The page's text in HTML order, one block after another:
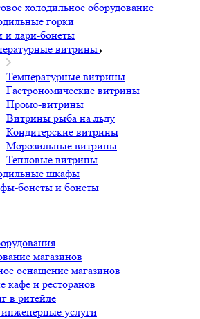
холодильное оборудование
горки
и лари-бонеты
витрины
Температурные витрины
Гастрономические витрины
Промо-витрины
Витрины рыба на льду
Кондитерские витрины
Морозильные витрины
Тепловые витрины
шкафы
бонеты и бонеты
магазинов
оснащение магазинов
кафе и ресторанов
в ритейле
услуги